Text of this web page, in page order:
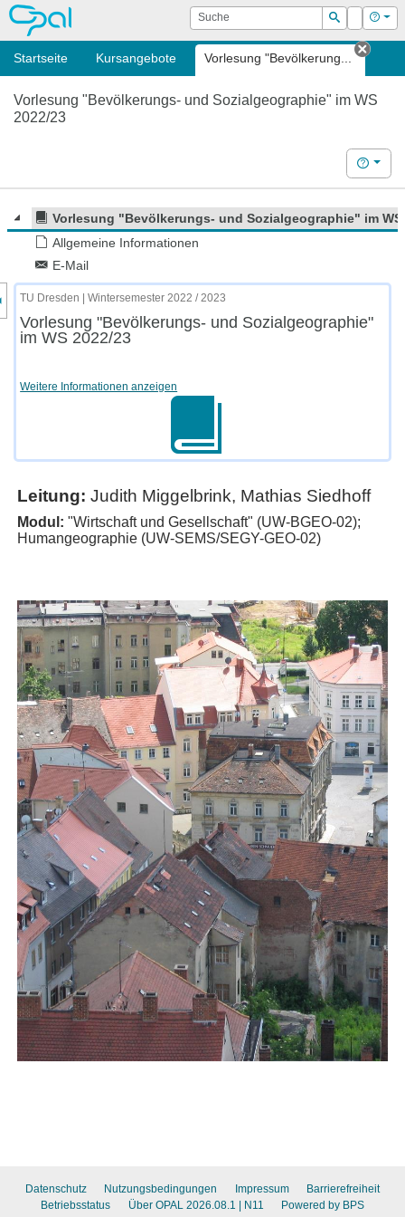
OPAL Suche
Suchen
Login Hilfe
Startseite Kursangebote Vorlesung "Bevölkerung...
Tab
Vorlesung "Bevölkerungs- und Sozialgeographie" im WS
2022/23
Hilfe
Vorlesung "Bevölkerungs- und Sozialgeographie" im WS
Allgemeine Informationen
E-Mail
des Kursmenüs
TU Dresden | Wintersemester 2022 / 2023
Vorlesung "Bevölkerungs- und Sozialgeographie"
im WS 2022/23
Weitere Informationen anzeigen
Datenschutz Nutzungsbedingungen Impressum
Barrierefreiheit
Betriebsstatus
Über OPAL 2026.08.1 | N11 Powered by BPS